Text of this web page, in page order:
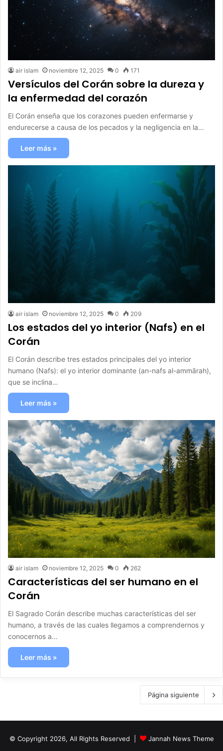
air islam noviembre 12, 2025 0 171
Versículos del Corán sobre la dureza y
la enfermedad del corazón
El Corán enseña que los corazones pueden enfermarse y
endurecerse a causa de los pecados y la negligencia en la…
Leer más »
air islam noviembre 12, 2025 0 209
Los estados del yo interior (Nafs) en el
Corán
El Corán describe tres estados principales del yo interior
humano (Nafs): el yo interior dominante (an-nafs al-ammārah),
que se inclina…
Leer más »
air islam noviembre 12, 2025 0 262
Características del ser humano en el
Corán
El Sagrado Corán describe muchas características del ser
humano, a través de las cuales llegamos a comprendernos y
conocernos a…
Leer más »
Página siguiente
© Copyright 2026, All Rights Reserved |
Jannah News Theme